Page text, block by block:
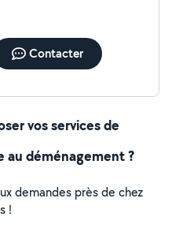
Contacter
vos services de
au déménagement ?
demandes près de chez
!